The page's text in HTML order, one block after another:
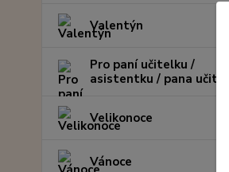
Valentýn
Pro paní učitelku /
asistentku / pana učitele
Velikonoce
Vánoce